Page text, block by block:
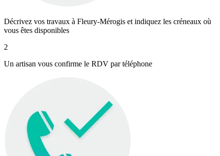
Décrivez vos travaux à Fleury-Mérogis et indiquez les créneaux où
vous êtes disponibles
2
Un artisan vous confirme le RDV par téléphone